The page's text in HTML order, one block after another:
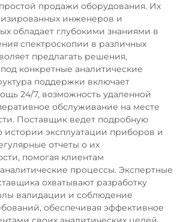
продажи оборудования. Их
инженеров и
обладает глубокими знаниями в
спектроскопии в различных
предлагать решения,
конкретные аналитические
поддержки включает
24/7, возможность удаленной
обслуживание на месте
Поставщик ведет подробную
истории эксплуатации приборов и
отчеты о их
помогая клиентам
процессы. Экспертные
охватывают разработку
валидации и соблюдение
обеспечивая эффективное